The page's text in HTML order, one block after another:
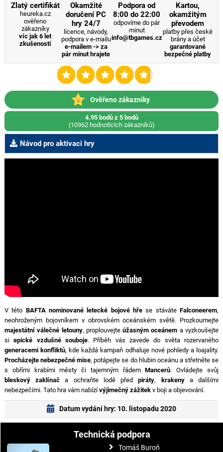
Zlatý certifikát
heureka.cz
ověřeno
zákazníky
víc jak 6 let
zkušeností
Okamžité
doručení PC
hry 24/7
licence, návody,
podpora v e-mailu
e-mailem -> za
pár minut hrajete
Podpora od
8:00 do 22:00
odpovíme do pár
minut
info@tbgames.cz
Kartou,
okamžitým
převodem
platby přes české
brány a účet
garantované
bezpečné platby
Ověřeno zákazníky
4.95 bodů z 5 bodů
(10962 hodnotících zákazníků)
Návod pro aktivaci hry
V této BAFTA nominované letecké bojové hře se stáváteFalconeerem,
neohroženým bojovníkem v obrovském oceánském světě. Prozkoumejte
majestátní válečné letouny, proplouvejteúžasným oceánem a vyzkoušejte
siepické vzdušné souboje. Příběh vás zavede do světa rozervaného
generacemi konfliktů, kde každá kampaň odhaluje nové pohledy a loajality.
Procházejte nebezpečné mise, potápejte se do hlubin oceánu a střetněte se
s obřími krabími městy či tajemným řádemMancerů. Ovládejte svůj
bleskový zaklínač a ochraňte lodě předpiráty, krakenya dalšími
nebezpečími. Tato hra vám nabízívýjimečný zážitekv boji a objevování.
Datum vydání hry: 10. listopadu 2020
Technická podpora
Tomáš Buroň